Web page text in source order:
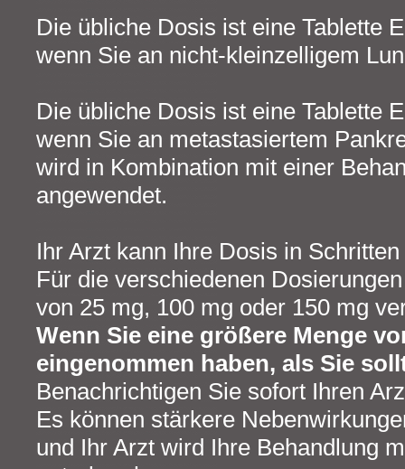
Die übliche Dosis ist eine Tablette
wenn Sie an nicht-kleinzelligem
Die übliche Dosis ist eine Tablette
wenn Sie an metastasiertem
wird in Kombination mit einer
angewendet.
Ihr Arzt kann Ihre Dosis in
Für die verschiedenen
von 25 mg, 100 mg oder 150 mg
Wenn Sie eine größere Menge
eingenommen haben, als Sie
Benachrichtigen Sie sofort Ihren
Es können stärkere
und Ihr Arzt wird Ihre Behandlung